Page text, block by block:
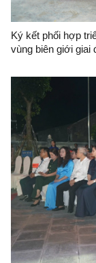
Ký kết phối hợp
vùng biên giới giai